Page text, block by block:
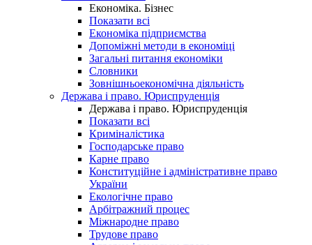
Економіка. Бізнес
Показати всі
Економіка підприємства
Допоміжні методи в економіці
Загальні питання економіки
Словники
Зовнішньоекономічна діяльність
Держава і право. Юриспруденція
Держава і право. Юриспруденція
Показати всі
Криміналістика
Господарське право
Карне право
Конституційне і адміністративне право
України
Екологічне право
Арбітражний процес
Міжнародне право
Трудове право